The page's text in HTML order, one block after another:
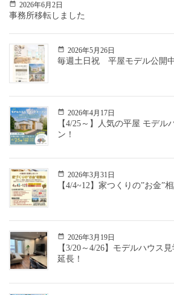
2026年6月2日
事務所移転しました
2026年5月26日
毎週土日祝 平屋モデル公開中
2026年4月17日
【4/25～】人気の平屋 モデル
ン！
2026年3月31日
【4/4~12】家つくりの”お金”
2026年3月19日
【3/20～4/26】モデルハウス
延長！